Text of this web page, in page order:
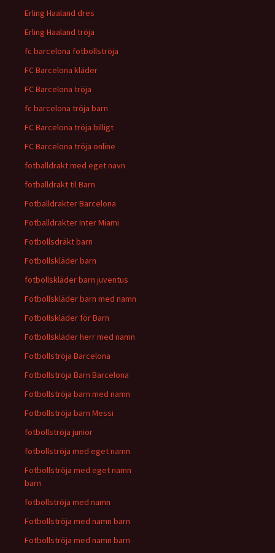
Erling Haaland dres
Erling Haaland tröja
fc barcelona fotbollströja
FC Barcelona kläder
FC Barcelona tröja
fc barcelona tröja barn
FC Barcelona tröja billigt
FC Barcelona tröja online
fotballdrakt med eget navn
fotballdrakt til Barn
Fotballdrakter Barcelona
Fotballdrakter Inter Miami
Fotbollsdräkt barn
Fotbollskläder barn
fotbollskläder barn juventus
Fotbollskläder barn med namn
Fotbollskläder för Barn
Fotbollskläder herr med namn
Fotbollströja Barcelona
Fotbollströja Barn Barcelona
Fotbollströja barn med namn
Fotbollströja barn Messi
fotbollströja junior
fotbollströja med eget namn
Fotbollströja med eget namn
barn
fotbollströja med namn
Fotbollströja med namn barn
Fotbollströja med namn barn